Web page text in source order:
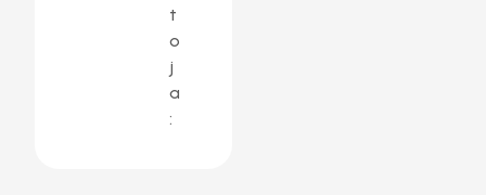
t
o
j
a
: